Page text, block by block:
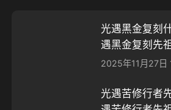
光遇黑金复刻
遇黑金复刻先
2025年11月27日
光遇苦修行者